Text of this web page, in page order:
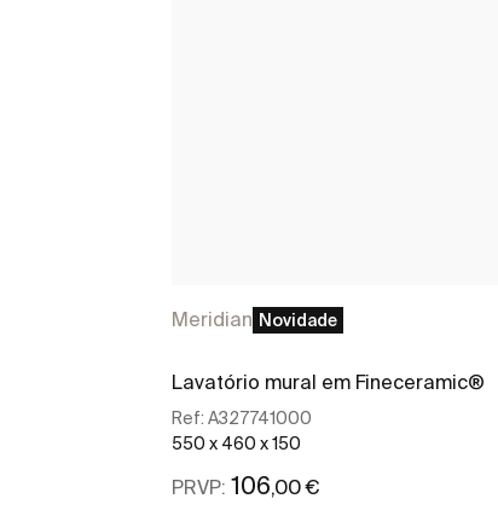
Meridian Novidade
Lavatório mural em Fineceramic®
Ref: A327741000
550 x 460 x 150
PRVP: 106,00 €